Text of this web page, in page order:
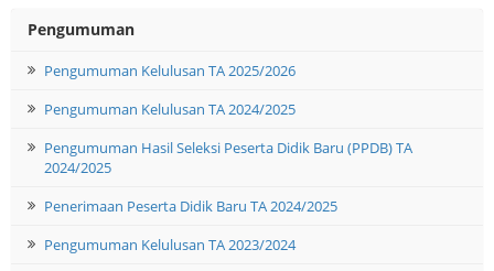
Pengumuman
Pengumuman Kelulusan TA 2025/2026
Pengumuman Kelulusan TA 2024/2025
Pengumuman Hasil Seleksi Peserta Didik Baru (PPDB) TA
2024/2025
Penerimaan Peserta Didik Baru TA 2024/2025
Pengumuman Kelulusan TA 2023/2024